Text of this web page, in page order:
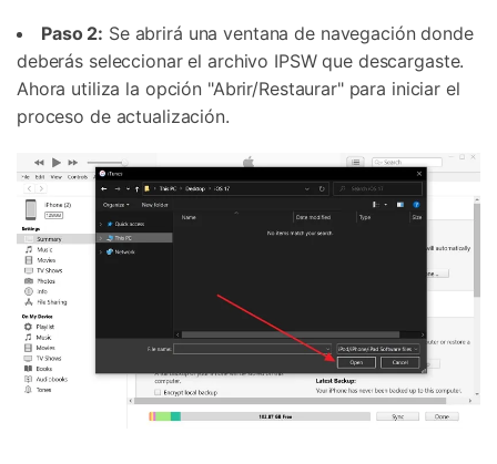
Paso 2: Se abrirá una ventana de navegación donde
deberás seleccionar el archivo IPSW que descargaste.
Ahora utiliza la opción "Abrir/Restaurar" para iniciar el
proceso de actualización.